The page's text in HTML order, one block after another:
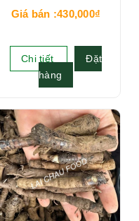
Giá bán :430,000₫
Chi tiết
Đặt
hàng